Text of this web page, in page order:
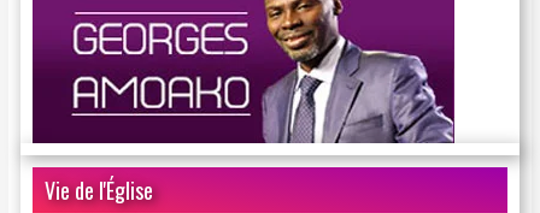
Vie de l'Église